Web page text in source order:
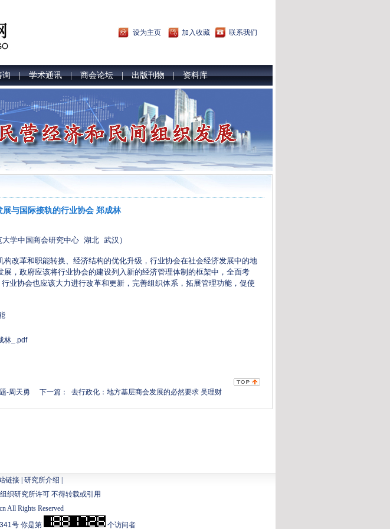
设为主页 加入收藏 联系我们
询|学术通讯|商会论坛|出版刊物|资料库
展与国际接轨的行业协会 郑成林
大学中国商会研究中心 湖北 武汉）
构改革和职能转换、经济结构的优化升级，行业协会在社会经济发展中的地
展，政府应该将行业协会的建设列入新的经济管理体制的框架中，全面考
业协会也应该大力进行改革和更新，完善组织体系，拓展管理功能，促使
林_.pdf
-周天勇 下一篇： 去行政化：地方基层商会发展的必然要求 吴理财
链接| 研究所介绍
织研究所许可 不得转载或引用
All Rights Reserved
号你是第 个访问者